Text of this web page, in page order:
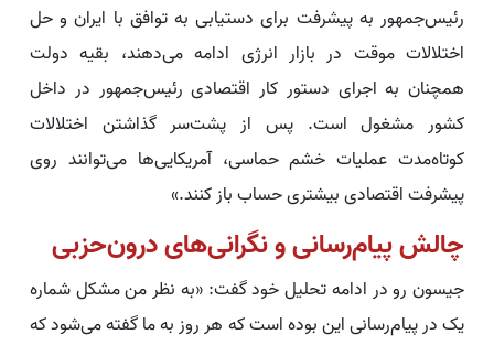
رئیس‌جمهور به پیشرفت برای دستیابی به توافق با ایران و حل
اختلالات موقت در بازار انرژی ادامه می‌دهند، بقیه دولت
همچنان به اجرای دستور کار اقتصادی رئیس‌جمهور در داخل
کشور مشغول است. پس از پشت‌سر گذاشتن اختلالات
کوتاه‌مدت عملیات خشم حماسی، آمریکایی‌ها می‌توانند روی
پیشرفت اقتصادی بیشتری حساب باز کنند.»
چالش پیام‌رسانی و نگرانی‌های درون‌حزبی
جیسون رو در ادامه تحلیل خود گفت: «به نظر من مشکل شماره
یک در پیام‌رسانی این بوده است که هر روز به ما گفته می‌شود که